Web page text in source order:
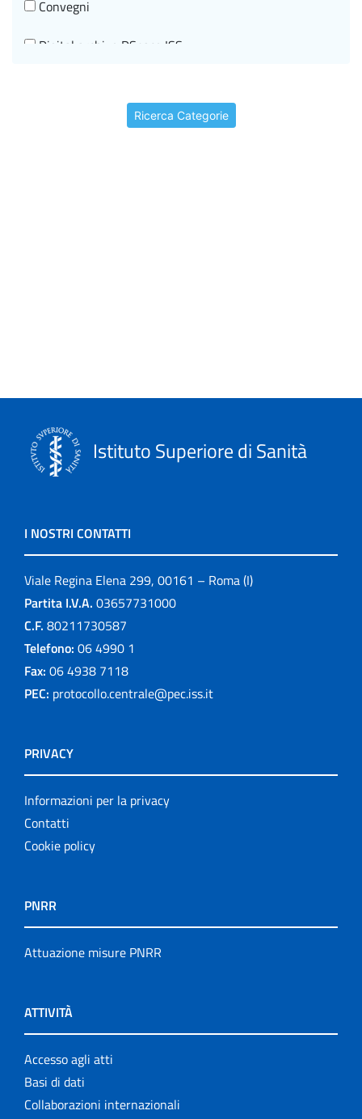
Convegni
Digital archive DSpace ISS
Editorial information
Informazioni editoriali
ISTISAN Congressi
La scuola e noi
Linee guida
Link
logo
Monografie
Notiziario
Opuscoli
Progetto NECOBELAC
Pubblicazioni cessate
Rapporti ISS COVID-19
Rapporti ISS COVID-19 en Español
Rapporti ISS COVID-19 in English
Ricerca Categorie
Istituto Superiore di Sanità
I NOSTRI CONTATTI
Viale Regina Elena 299, 00161 – Roma (I)
Partita I.V.A. 03657731000
C.F. 80211730587
Telefono: 06 4990 1
Fax: 06 4938 7118
PEC: protocollo.centrale@pec.iss.it
PRIVACY
Informazioni per la privacy
Contatti
Cookie policy
PNRR
Attuazione misure PNRR
ATTIVITÀ
Accesso agli atti
Basi di dati
Collaborazioni internazionali